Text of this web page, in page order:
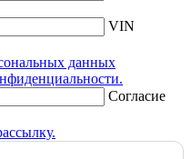
VIN
данных
Согласие